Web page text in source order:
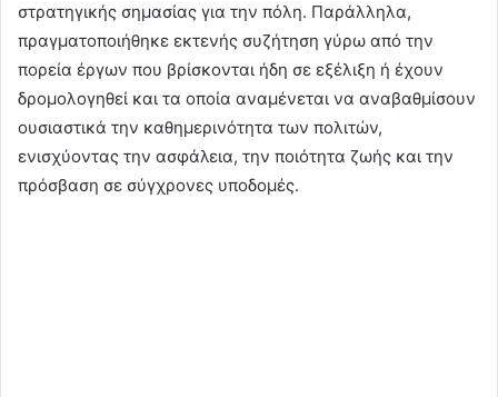
στρατηγικής σημασίας για την πόλη. Παράλληλα,
πραγματοποιήθηκε εκτενής συζήτηση γύρω από την
πορεία έργων που βρίσκονται ήδη σε εξέλιξη ή έχουν
δρομολογηθεί και τα οποία αναμένεται να αναβαθμίσουν
ουσιαστικά την καθημερινότητα των πολιτών,
ενισχύοντας την ασφάλεια, την ποιότητα ζωής και την
πρόσβαση σε σύγχρονες υποδομές.